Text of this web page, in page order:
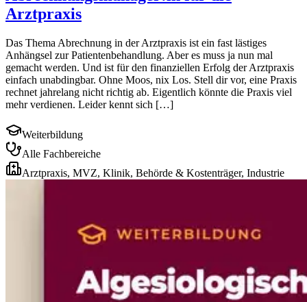
Arztpraxis
Das Thema Abrechnung in der Arztpraxis ist ein fast lästiges
Anhängsel zur Patientenbehandlung. Aber es muss ja nun mal
gemacht werden. Und ist für den finanziellen Erfolg der Arztpraxis
einfach unabdingbar. Ohne Moos, nix Los. Stell dir vor, eine Praxis
rechnet jahrelang nicht richtig ab. Eigentlich könnte die Praxis viel
mehr verdienen. Leider kennt sich […]
Weiterbildung
Alle Fachbereiche
Arztpraxis, MVZ, Klinik, Behörde & Kostenträger, Industrie